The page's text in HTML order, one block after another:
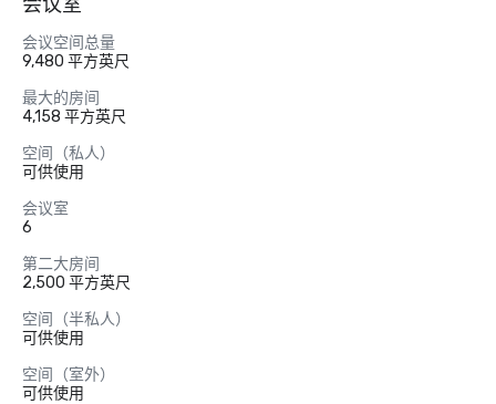
会议空间总量
9,480 平方英尺
最大的房间
4,158 平方英尺
空间（私人）
可供使用
会议室
6
第二大房间
2,500 平方英尺
空间（半私人）
可供使用
空间（室外）
可供使用